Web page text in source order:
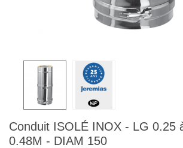
Conduit ISOLÉ INOX - LG 0.25
0.48M - DIAM 150